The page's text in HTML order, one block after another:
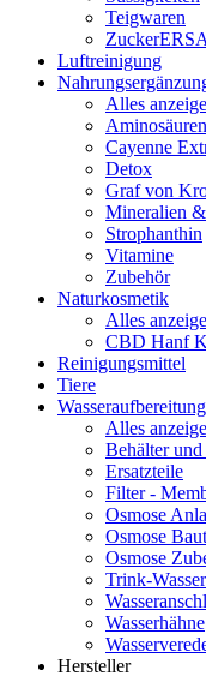
Teigwaren
Luftreinigung
Alles
Aminosäuren
Cayenne
Detox
Graf von
Mineralien
Strophanthin
Vitamine
Zubehör
Naturkosmetik
Alles
CBD Hanf
Reinigungsmittel
Tiere
Wasseraufbereitung
Alles
Behälter und
Ersatzteile
Filter -
Osmose
Osmose
Osmose
Trink-
Wasserhähne
Hersteller